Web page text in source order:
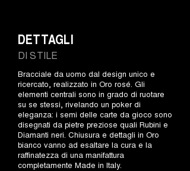
DI STILE
DETTAGLI
Bracciale da uomo dal design unico e
ricercato, realizzato in Oro rosé. Gli
elementi centrali sono in grado di ruotare
su se stessi, rivelando un poker di
eleganza: i semi delle carte da gioco sono
disegnati da pietre preziose quali Rubini e
Diamanti neri. Chiusura e dettagli in Oro
bianco vanno ad esaltare la cura e la
raffinatezza di una manifattura
completamente Made in Italy.